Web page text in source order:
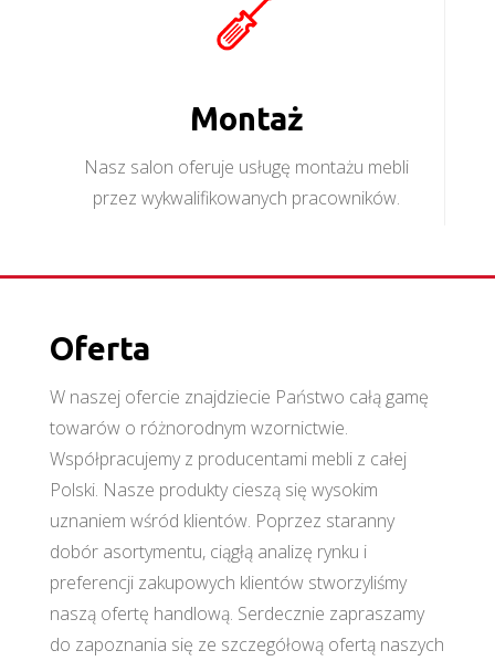
Montaż
Nasz salon oferuje usługę montażu mebli
przez wykwalifikowanych pracowników.
Oferta
W naszej ofercie znajdziecie Państwo całą gamę
towarów o różnorodnym wzornictwie.
Współpracujemy z producentami mebli z całej
Polski. Nasze produkty cieszą się wysokim
uznaniem wśród klientów. Poprzez staranny
dobór asortymentu, ciągłą analizę rynku i
preferencji zakupowych klientów stworzyliśmy
naszą ofertę handlową. Serdecznie zapraszamy
do zapoznania się ze szczegółową ofertą naszych